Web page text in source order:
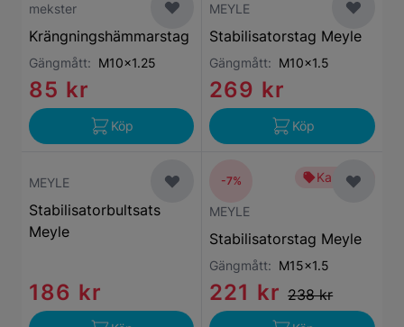
mekster
Krängningshämmarstag
Gängmått: M10x1.25
85 kr
Köp
MEYLE
Stabilisatorstag Meyle
Gängmått: M10x1.5
269 kr
Köp
MEYLE
Stabilisatorbultsats
Meyle
186 kr
Kampanj
MEYLE
Stabilisatorstag Meyle
Gängmått: M15x1.5
221 kr 238 kr
-7%